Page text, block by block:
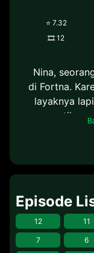
⭐ 7.32
🎞12
Nina,
di Fortna.
layaknya
menggantikan
dan segala hal
Episode
12 11
7 6